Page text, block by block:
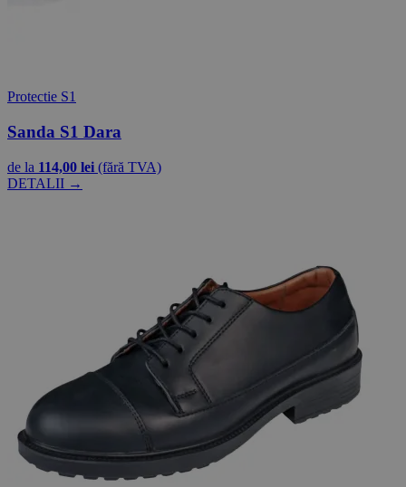
Protectie S1
Sanda S1 Dara
de la 114,00 lei (fără TVA)
DETALII →